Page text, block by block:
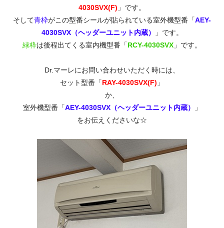
4030SVX(F) 」です。
そして青枠がこの型番シールが貼られている室外機型番「AEY-
4030SVX（ヘッダーユニット内蔵）
」です。
緑枠は後程出てくる室内機型番「RCY-4030SVX 」です。
Dr.マーレにお問い合わせいただく時には、
セット型番「RAY-4030SVX(F) 」
か、
室外機型番「AEY-4030SVX（ヘッダーユニット内蔵）
」
をお伝えくださいな☆